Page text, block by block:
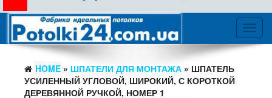
HOME » ШПАТЕЛИ ДЛЯ МОНТАЖА » ШПАТЕЛЬ
УСИЛЕННЫЙ УГЛОВОЙ, ШИРОКИЙ, С КОРОТКОЙ
ДЕРЕВЯННОЙ РУЧКОЙ, НОМЕР 1